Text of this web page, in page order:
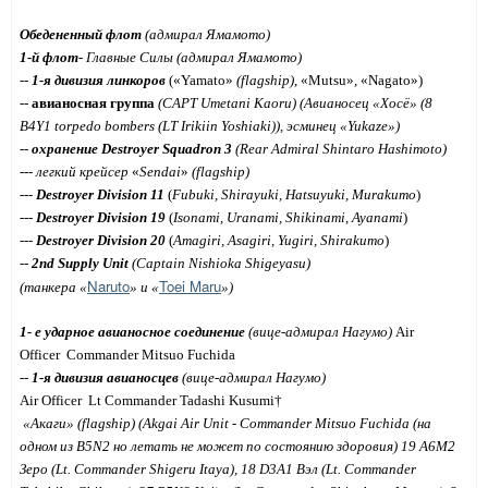
Обедененный флот (адмирал Ямамото)
1-й флот- Главные Силы (адмирал Ямамото)
-- 1-я дивизия линкоров («Yamato» (flagship) , «Mutsu», «Nagato»)
-- авианосная группа (CAPT Umetani Kaoru) (Авианосец «Хосё» (8
B4Y1 torpedo bombers (LT Irikiin Yoshiaki)), эсминец «Yukaze»)
-- охранение Destroyer Squadron 3 (Rear Admiral Shintaro Hashimoto)
--- легкий крейсер «Sendai» (flagship)
--- Destroyer Division 11 (Fubuki, Shirayuki, Hatsuyuki, Murakumo)
--- Destroyer Division 19 (Isonami, Uranami, Shikinami, Ayanami)
--- Destroyer Division 20 (Amagiri, Asagiri, Yugiri, Shirakumo)
-- 2nd Supply Unit (Captain Nishioka Shigeyasu)
(танкера «Naruto» и «Toei Maru»)
1- е ударное авианосное соединение (вице-адмирал Нагумо) Air
Officer Commander Mitsuo Fuchida
-- 1-я дивизия авианосцев (вице-адмирал Нагумо)
Air Officer Lt Commander Tadashi Kusumi†
«Акаги» (flagship) (Akgai Air Unit - Commander Mitsuo Fuchida (на
одном из B5N2 но летать не может по состоянию здоровия) 19 А6М2
Зеро (Lt. Commander Shigeru Itaya) , 18 D3A1 Вэл (Lt. Commander